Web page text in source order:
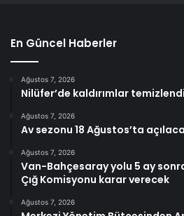
En Güncel Haberler
Ağustos 7, 2026
Nilüfer’de kaldırımlar temizlendi
Ağustos 7, 2026
Av sezonu 18 Ağustos’ta
Ağustos 7, 2026
Van-Bahçesaray yolu 5 ay
Çığ Komisyonu karar verecek
Ağustos 7, 2026